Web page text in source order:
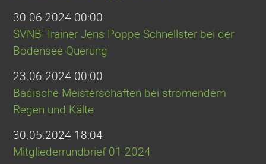
30.06.2024 00:00
SVNB-Trainer Jens Poppe Schnellster bei der
Bodensee-Querung
23.06.2024 00:00
Badische Meisterschaften bei strömendem
Regen und Kälte
30.05.2024 18:04
Mitgliederrundbrief 01-2024